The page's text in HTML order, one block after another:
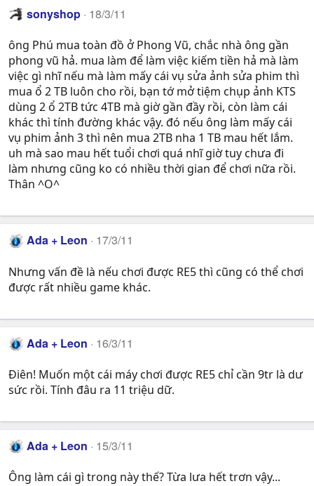
sonyshop 18/3/11
ông Phú mua toàn đồ ở Phong Vũ, chắc nhà ông gần
phong vũ hả. mua làm để làm việc kiếm tiền hả mà làm
việc gì nhĩ nếu mà làm mấy cái vụ sửa ảnh sửa phim thì
mua ổ 2 TB luôn cho rồi, bạn tớ mở tiệm chụp ảnh KTS
dùng 2 ổ 2TB tức 4TB mà giờ gần đầy rồi, còn làm cái
khác thì tính đường khác vậy. đó nếu ông làm mấy cái
vụ phim ảnh 3 thì nên mua 2TB nha 1 TB mau hết lắm.
uh mà sao mau hết tuổi chơi quá nhĩ giờ tuy chưa đi
làm nhưng cũng ko có nhiều thời gian để chơi nữa rồi.
Thân ^O^
Ada + Leon 17/3/11
Nhưng vấn đề là nếu chơi được RE5 thì cũng có thể chơi
được rất nhiều game khác.
Ada + Leon 16/3/11
Điên! Muốn một cái máy chơi được RE5 chỉ cần 9tr là dư
sức rồi. Tính đâu ra 11 triệu dữ.
Ada + Leon 15/3/11
Ông làm cái gì trong này thế? Từa lưa hết trơn vậy...